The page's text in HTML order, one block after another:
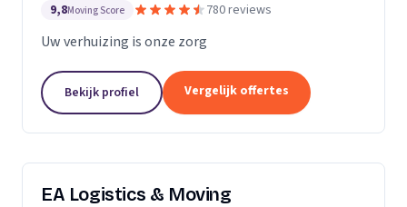
9,8Moving Score 780 reviews
Uw verhuizing is onze zorg
Bekijk profiel Vergelijk offertes
EA Logistics & Moving